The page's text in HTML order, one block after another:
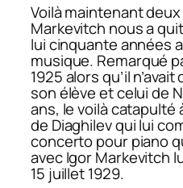
Voilà maintenant deux
Markevitch nous a
lui cinquante années
musique. Remarqué
1925 alors qu’il
son élève et celui de
ans, le voilà catapulté
de Diaghilev qui lui
concerto pour piano
avec Igor Markevitch
15 juillet 1929.